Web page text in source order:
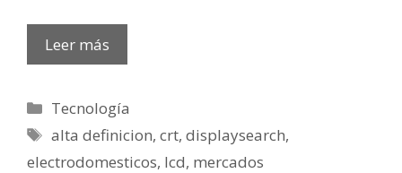
Leer más
Categorías
Tecnología
Etiquetas
alta definicion,crt,displaysearch,
electrodomesticos, lcd, mercados